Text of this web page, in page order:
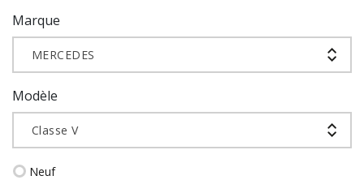
Marque
MERCEDES
Modèle
Classe V
Neuf